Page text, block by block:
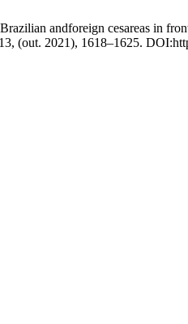
andforeign cesareas in
(out. 2021), 1618–1625.